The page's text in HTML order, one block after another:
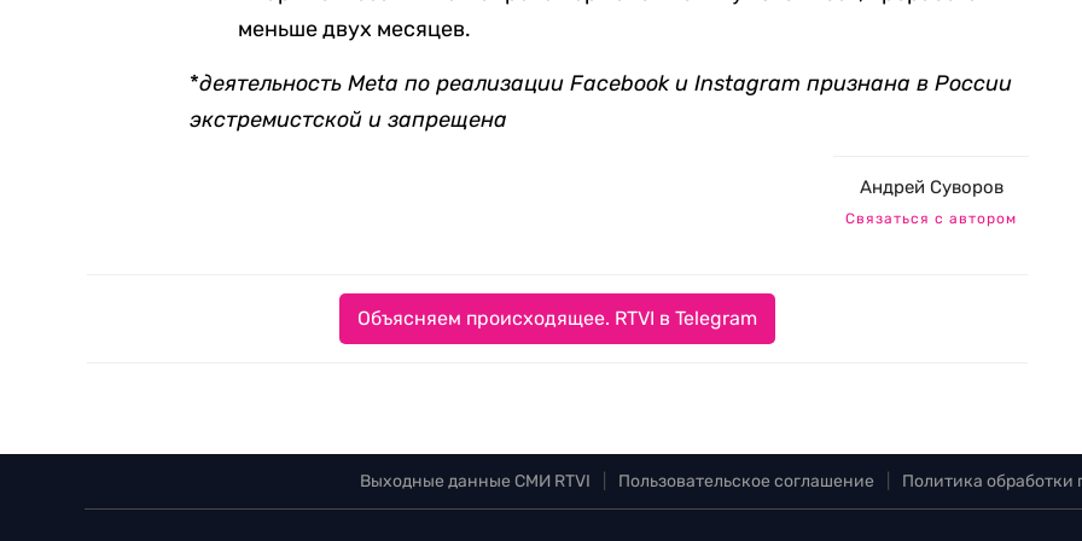
меньше двух месяцев.
*деятельность Meta по реализации Facebook и Instagram признана в России
экстремистской и запрещена
Андрей Суворов
Связаться с автором
Объясняем происходящее. RTVI в Telegram
Выходные данные СМИ RTVI Пользовательское соглашение Политика